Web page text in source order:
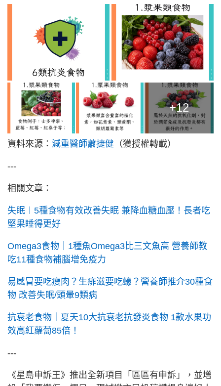
+12
資料來源： 減重醫師蕭捷健 （獲授權轉載）
---
相關文章：
失眠︱5種食物有效改善失眠 兼降血糖血壓！長者吃
堅果睡得更好
Omega3食物｜1種魚Omega3比三文魚高 營養師教
吃11種食物補腦增免疫力
易感冒要吃瘦肉？生痱滋要吃蠔？營養師推介30種食
物 改善失眠/頭暈9類病
抗衰老食物｜夏天10大抗衰老抗發炎食物 1款水果功
效高紅蘿蔔85倍！
---
《星島申訴王》推出全新項目「區區有申訴」，並增